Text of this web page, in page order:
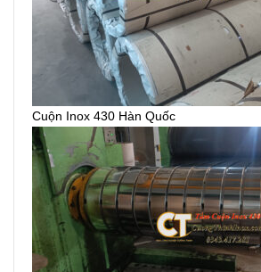
Cuộn Inox 430 Hàn Quốc